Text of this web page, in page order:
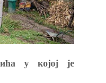
у којој је